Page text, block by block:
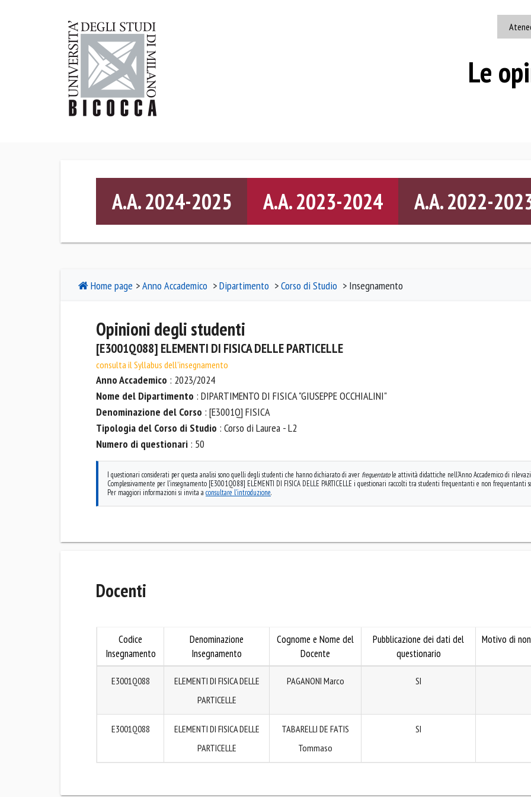
Le
A.A. 2024-2025 A.A. 2023-2024 A.A. 2022-
Home page >Anno Accademico >Dipartimento >Corso di Studio > Insegnamento
Opinioni degli studenti
[E3001Q088] ELEMENTI DI FISICA DELLE PARTICELLE
consulta il Syllabus dell'insegnamento
Anno Accademico : 2023/2024
Nome del Dipartimento : DIPARTIMENTO DI FISICA "GIUSEPPE OCCHIALINI"
Denominazione del Corso : [E3001Q] FISICA
Tipologia del Corso di Studio : Corso di Laurea - L2
Numero di questionari : 50
I questionari considerati per questa analisi sono quelli degli studenti che hanno dichiarato di aver frequentatole attività didattiche nell'Anno Accademico di
Complessivamente per l'insegnamento [E3001Q088] ELEMENTI DI FISICA DELLE PARTICELLE i questionari raccolti tra studenti frequentanti e non frequentanti
Per maggiori informazioni si invita a consultare l'introduzione.
Docenti
Codice
Insegnamento
Denominazione
Insegnamento
Cognome e Nome del
Docente
Pubblicazione dei dati del
questionario
Motivo di
E3001Q088
ELEMENTI DI FISICA DELLE
PARTICELLE
PAGANONI Marco SI
E3001Q088
ELEMENTI DI FISICA DELLE
PARTICELLE
TABARELLI DE FATIS
Tommaso
SI